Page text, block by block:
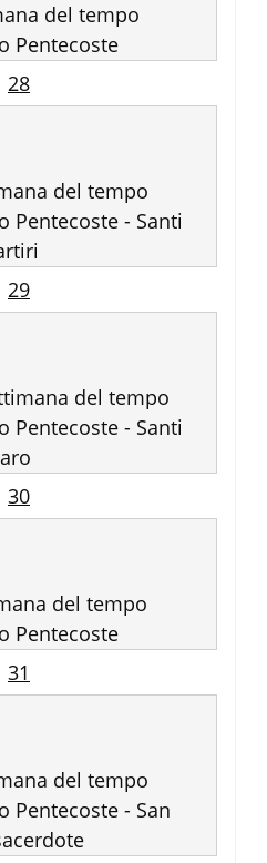
del tempo
Pentecoste
28
del tempo
Pentecoste - Santi
29
del tempo
Pentecoste - Santi
30
del tempo
Pentecoste
31
del tempo
Pentecoste - San